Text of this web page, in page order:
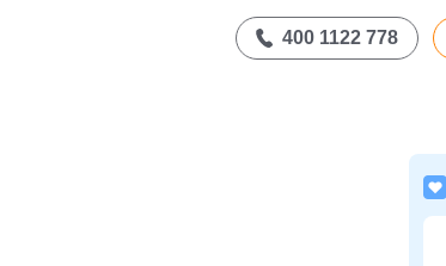
400 1122 778